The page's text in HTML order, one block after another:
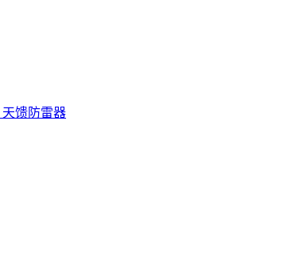
天馈防雷器